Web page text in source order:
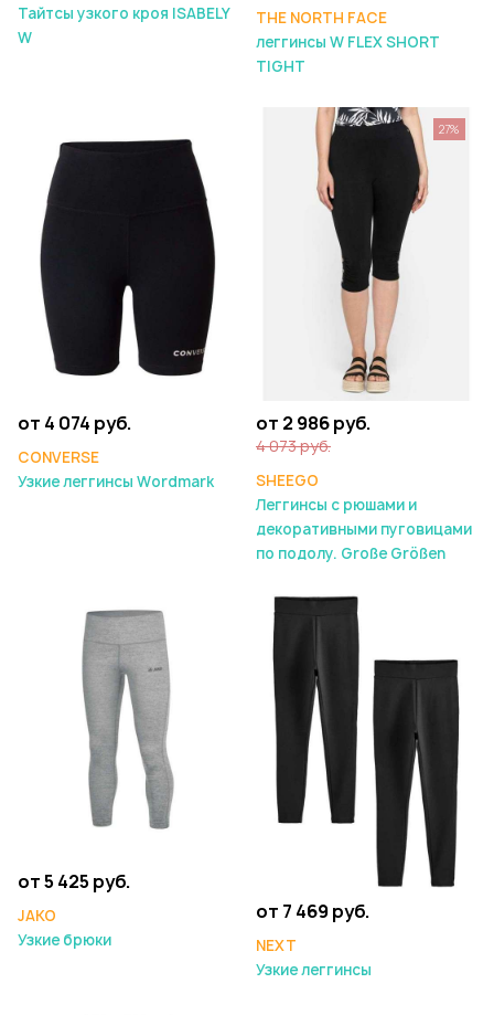
Тайтсы узкого кроя ISABELY
W
THE NORTH FACE
леггинсы W FLEX SHORT
TIGHT
от 4 074 руб.
CONVERSE
Узкие леггинсы Wordmark
от 2 986 руб.
4 073 руб.
SHEEGO
Леггинсы с рюшами и
декоративными пуговицами
по подолу. Große Größen
27%
от 5 425 руб.
JAKO
Узкие брюки
от 7 469 руб.
NEXT
Узкие леггинсы